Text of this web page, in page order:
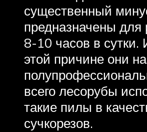
существенный
предназначены для
8-10 часов в сутки.
этой причине они
всего лесорубы
такие пилы в
сучкорезов.